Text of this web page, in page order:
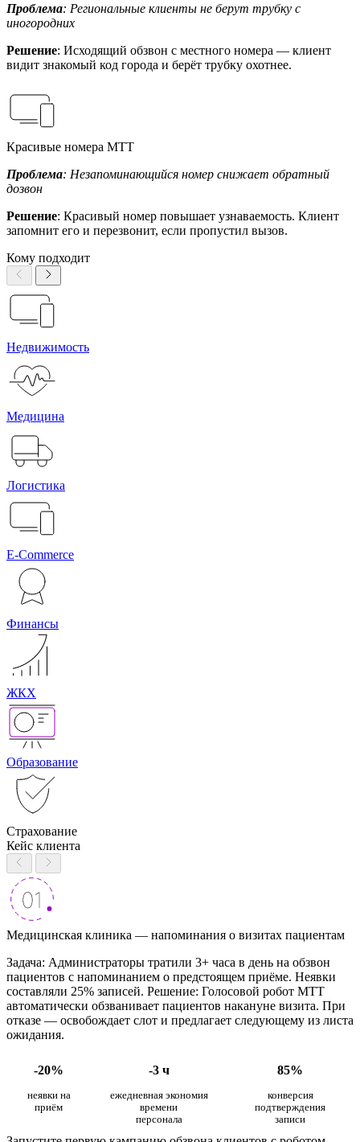
Проблема: Региональные клиенты не берут трубку с
иногородних
Решение: Исходящий обзвон с местного номера — клиент
видит знакомый код города и берёт трубку охотнее.
Красивые номера МТТ
Проблема: Незапоминающийся номер снижает обратный
дозвон
Решение: Красивый номер повышает узнаваемость. Клиент
запомнит его и перезвонит, если пропустил вызов.
Кому подходит
Недвижимость
Медицина
Логистика
E-Commerce
Финансы
ЖКХ
Образование
Страхование
Кейс клиента
Медицинская клиника — напоминания о визитах пациентам
Задача: Администраторы тратили 3+ часа в день на обзвон
пациентов с напоминанием о предстоящем приёме. Неявки
составляли 25% записей. Решение: Голосовой робот МТТ
автоматически обзванивает пациентов накануне визита. При
отказе — освобождает слот и предлагает следующему из листа
ожидания.
-20% -3 ч 85%
неявки на
приём
ежедневная экономия
времени
персонала
конверсия
подтверждения
записи